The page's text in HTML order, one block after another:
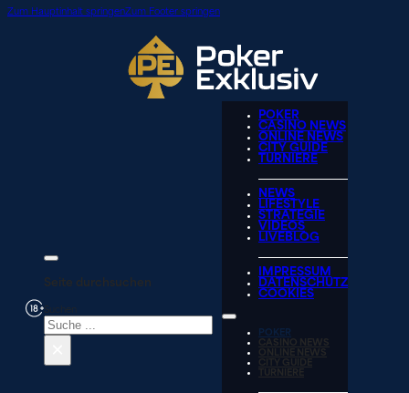
Zum Hauptinhalt springenZum Footer springen
Seite durchsuchen
POKER
CASINO NEWS
ONLINE NEWS
CITY GUIDE
TURNIERE
NEWS
LIFESTYLE
STRATEGIE
VIDEOS
LIVEBLOG
IMPRESSUM
DATENSCHUTZ
COOKIES
POKER
CASINO NEWS
ONLINE NEWS
CITY GUIDE
TURNIERE